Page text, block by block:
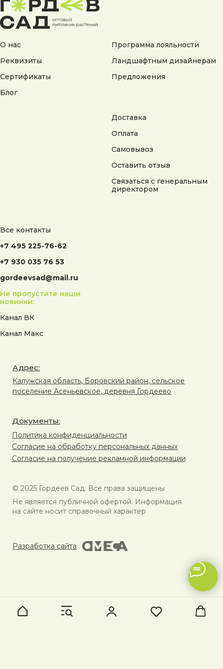
О нас
Реквизиты
Сертификаты
Блог
Программа лояльности
Ландшафтным дизайнерам
Предложения
Доставка
Оплата
Самовывоз
Оставить отзыв
Связаться с генеральным
директором
Все контакты
+7 495 225-76-62
+7 930 035 76 53
gordeevsad@mail.ru
Не пропустите наши
новинки:
Канал ВК
Канал Макс
© 2025 Гордеев Сад. Все права защищены
на сайте носит справочный характер
Согласие на получение рекламной информации